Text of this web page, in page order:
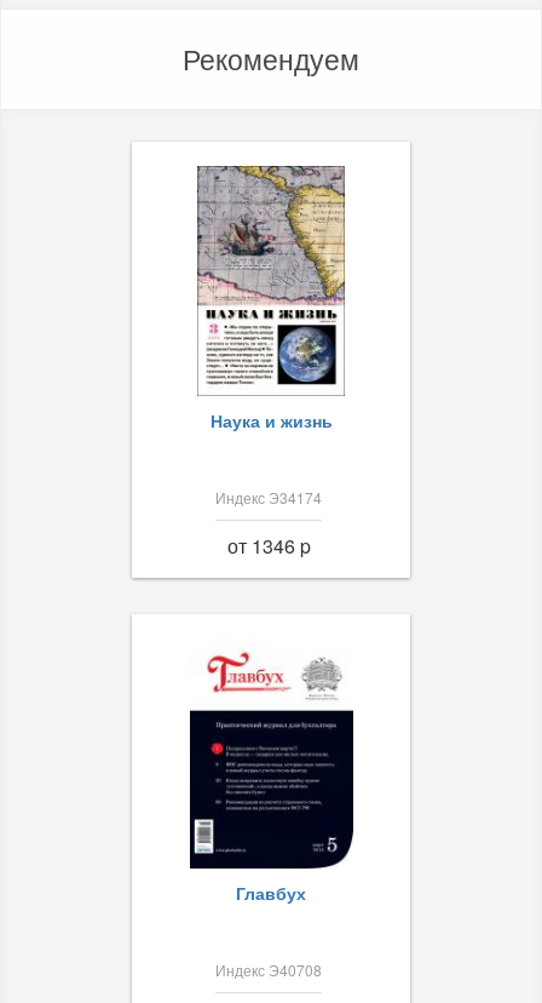
Рекомендуем
Наука и жизнь
Индекс Э34174
от 1346 p
Главбух
Индекс Э40708